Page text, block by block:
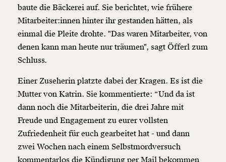
baute die Bäckerei auf. Sie berichtet, wie frühere
Mitarbeiter:innen hinter ihr gestanden hätten, als
einmal die Pleite drohte. "Das waren Mitarbeiter, von
denen kann man heute nur träumen", sagt Öfferl zum
Schluss.
Einer Zuseherin platzte dabei der Kragen. Es ist die
Mutter von Katrin. Sie kommentierte: “Und da ist
dann noch die Mitarbeiterin, die drei Jahre mit
Freude und Engagement zu eurer vollsten
Zufriedenheit für euch gearbeitet hat - und dann
zwei Wochen nach einem Selbstmordversuch
kommentarlos die Kündigung per Mail bekommen